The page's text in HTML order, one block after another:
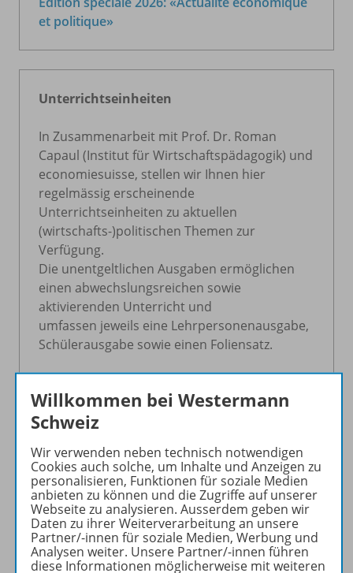
et politique»
Unterrichtseinheiten
In Zusammenarbeit mit Prof. Dr. Roman
Capaul (Institut für Wirtschaftspädagogik) und
economiesuisse, stellen wir Ihnen hier
regelmässig erscheinende
Unterrichtseinheiten zu aktuellen
(wirtschafts-)politischen Themen zur
Verfügung.
Die unentgeltlichen Ausgaben ermöglichen
einen abwechslungsreichen sowie
aktivierenden Unterricht und
umfassen jeweils eine Lehrpersonenausgabe,
Schülerausgabe sowie einen Foliensatz.
26. Ausgabe 2026: Keine 10-Millionen-
25. Ausgabe 2026: Individualbesteuerung
24. Ausgabe 2025: Juso-Initiative
23. Ausgabe 2025: Systemwechsel bei der
Wohneigentumsbesteuerung
(Eigenmietwert)
22. Ausgabe 2024: Reform der beruflichen
Willkommen bei Westermann
Schweiz
Wir verwenden neben technisch notwendigen
Cookies auch solche, um Inhalte und Anzeigen zu
personalisieren, Funktionen für soziale Medien
anbieten zu können und die Zugriffe auf unserer
Webseite zu analysieren. Ausserdem geben wir
Daten zu ihrer Weiterverarbeitung an unsere
Partner/-innen für soziale Medien, Werbung und
Analysen weiter. Unsere Partner/-innen führen
diese Informationen möglicherweise mit weiteren